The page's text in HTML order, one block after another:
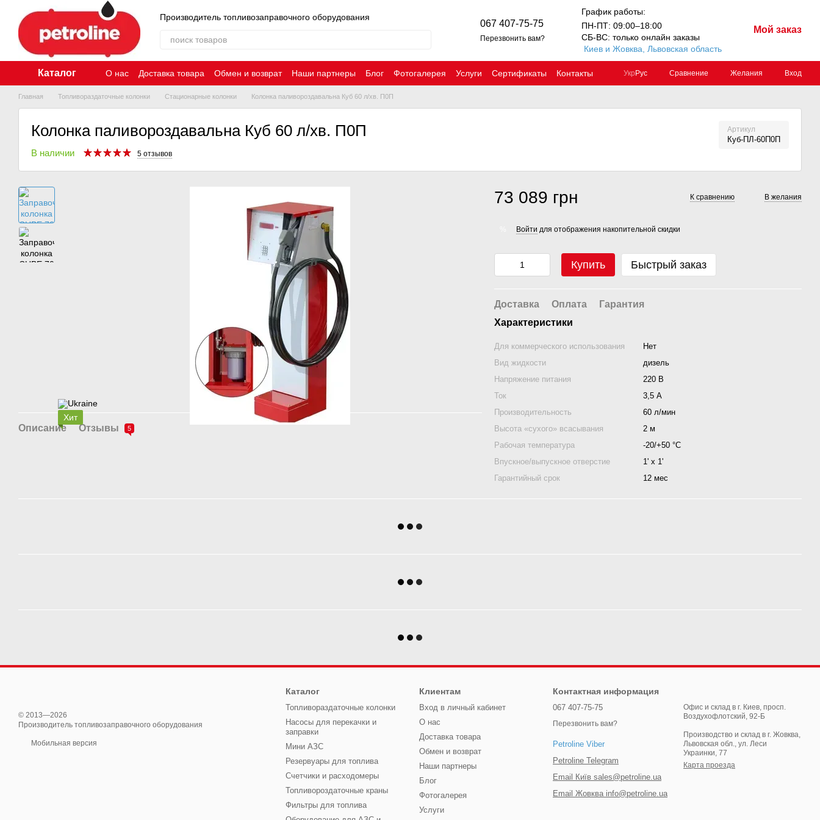
Перейти к основному контенту
Производитель топливозаправочного оборудования
067 407-75-75
Перезвонить вам?
График работы:
ПН-ПТ: 09:00–18:00
СБ-ВС: только онлайн заказы
Киев и Жовква, Львовская область
Мой заказ
Каталог О нас Доставка товара Обмен и возврат Наши партнеры Блог Фотогалерея Услуги Сертификаты Контакты Укр Рус Сравнение Желания Вход
Главная Топливораздаточные колонки Стационарные колонки Колонка паливороздавальна Куб 60 л/хв. П0П
Колонка паливороздавальна Куб 60 л/хв. П0П Артикул
Куб-ПЛ-60П0П
В наличии 5 отзывов
Хит
Описание Отзывы 5
73 089 грн К сравнению В желания
Войти для отображения накопительной скидки
Купить Быстрый заказ
Доставка Оплата
Гарантия
Характеристики
Для коммерческого использования
Нет
Вид жидкости
дизель
Напряжение питания
220 В
Ток
3,5 А
Производительность
60 л/мин
Высота «сухого» всасывания
2 м
Рабочая температура
-20/+50 °С
Впускное/выпускное отверстие
1' x 1'
Гарантийный срок
12 мес
© 2013—2026
Производитель топливозаправочного оборудования
Мобильная версия
Каталог
Топливораздаточные колонки
Насосы для перекачки и
заправки
Мини АЗС
Резервуары для топлива
Счетчики и расходомеры
Топливороздаточные краны
Фильтры для топлива
Клиентам
Вход в личный кабинет
О нас
Доставка товара
Обмен и возврат
Наши партнеры
Блог
Фотогалерея
Услуги
Контактная информация
067 407-75-75
Перезвонить вам?
Petroline Viber
Petroline Telegram
Email Київ sales@petroline.ua
Email Жовква info@petroline.ua
Офис и склад в г. Киев, просп.
Воздухофлотский, 92-Б
Производство и склад в г. Жовква,
Львовская обл., ул. Леси
Украинки, 77
Карта проезда